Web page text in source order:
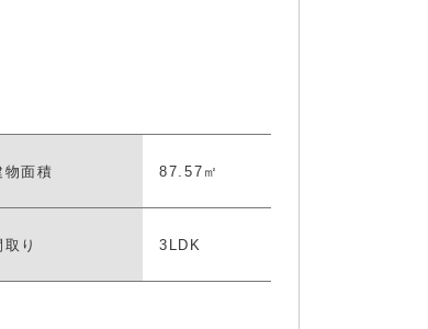
物面積 87.57㎡
り 3LDK